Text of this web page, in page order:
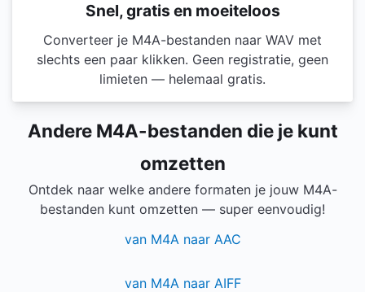
Snel, gratis en moeiteloos
Converteer je M4A-bestanden naar WAV met
slechts een paar klikken. Geen registratie, geen
limieten — helemaal gratis.
Andere M4A-bestanden die je kunt
omzetten
Ontdek naar welke andere formaten je jouw M4A-
bestanden kunt omzetten — super eenvoudig!
van M4A naar AAC
van M4A naar AIFF